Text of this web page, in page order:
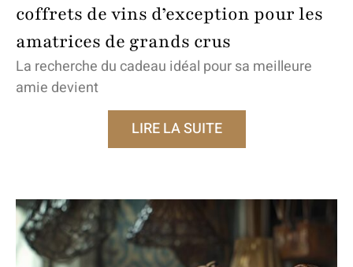
coffrets de vins d’exception pour les
amatrices de grands crus
La recherche du cadeau idéal pour sa meilleure
amie devient
LIRE LA SUITE